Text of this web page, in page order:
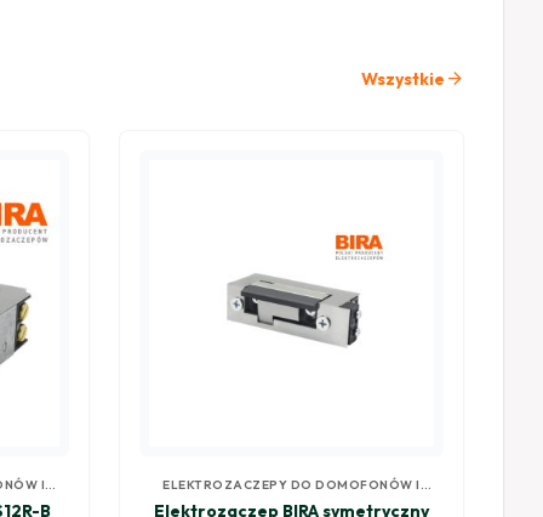
Wszystkie arrow_forward
I
B
ELEKTROZACZEPY DO DOMOFONÓW I
WIDEODOMOFONÓW
Elektrozaczep BIRA symetryczny